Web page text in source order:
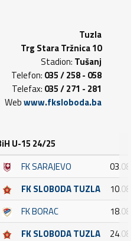
Tuzla
Trg Stara Tržnica 10
Stadion: Tušanj
Telefon: 035 / 258 - 058
Telefax: 035 / 271 - 281
Webwww.fksloboda.ba
U-15 24/25
FK SARAJEVO
FK SLOBODA TUZLA
FK BORAC
FK SLOBODA TUZLA